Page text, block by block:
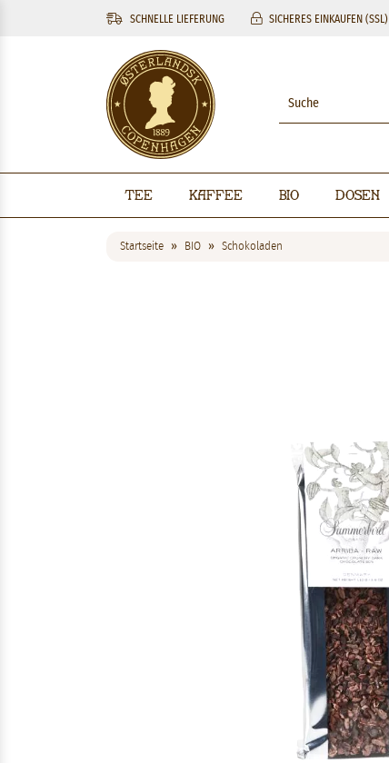
SCHNELLE LIEFERUNG SICHERES EINKAUFEN (SSL)
Tee Kaffee BIO Dosen
Startseite BIO Schokoladen